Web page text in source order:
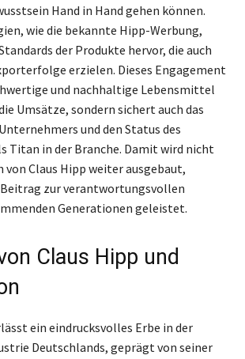
Hand in Hand gehen können.
wie die bekannte Hipp-Werbung,
der Produkte hervor, die auch
erzielen. Dieses Engagement
und nachhaltige Lebensmittel
Umsätze, sondern sichert auch das
und den Status des
Titan in der Branche. Damit wird nicht
von Claus Hipp weiter ausgebaut,
zur verantwortungsvollen
Generationen geleistet.
Claus Hipp und
ein eindrucksvolles Erbe in der
Deutschlands, geprägt von seiner